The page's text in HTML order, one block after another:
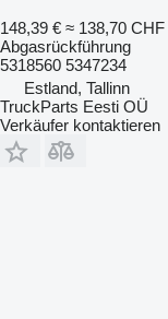
148,39 € ≈ 138,70 CHF
Abgasrückführung
5318560 5347234
Estland, Tallinn
TruckParts Eesti OÜ
Verkäufer kontaktieren